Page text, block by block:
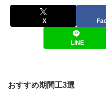
X
LINE
おすすめ期間工3選